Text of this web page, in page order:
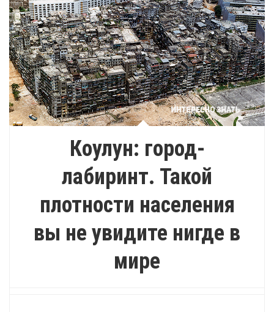
Коулун: город-
лабиринт. Такой
плотности населения
вы не увидите нигде в
мире